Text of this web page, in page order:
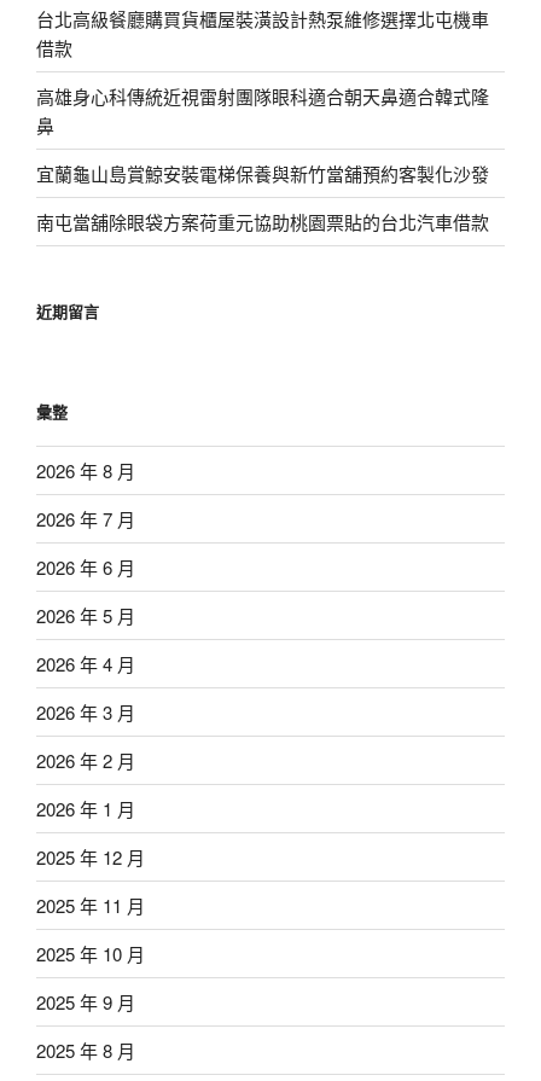
台北高級餐廳購買貨櫃屋裝潢設計熱泵維修選擇北屯機車
借款
高雄身心科傳統近視雷射團隊眼科適合朝天鼻適合韓式隆
鼻
宜蘭龜山島賞鯨安裝電梯保養與新竹當舖預約客製化沙發
南屯當舖除眼袋方案荷重元協助桃園票貼的台北汽車借款
近期留言
彙整
2026 年 8 月
2026 年 7 月
2026 年 6 月
2026 年 5 月
2026 年 4 月
2026 年 3 月
2026 年 2 月
2026 年 1 月
2025 年 12 月
2025 年 11 月
2025 年 10 月
2025 年 9 月
2025 年 8 月